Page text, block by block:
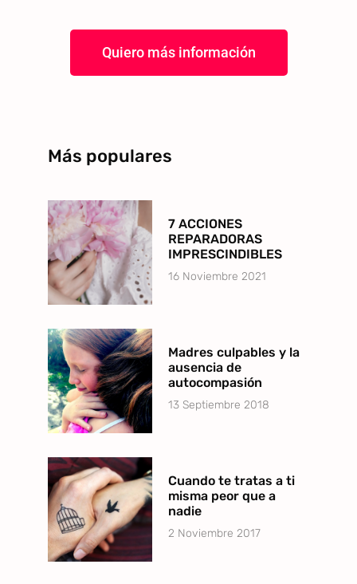
Quiero más información
Más populares
7 ACCIONES
REPARADORAS
IMPRESCINDIBLES
16 Noviembre 2021
Madres culpables y la
ausencia de
autocompasión
13 Septiembre 2018
Cuando te tratas a ti
misma peor que a
nadie
2 Noviembre 2017